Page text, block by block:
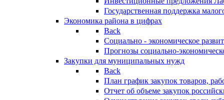
Государственная поддержка
Экономика района в цифрах
Back
Социально - экономическое
Прогнозы социально-
Закупки для муниципальных нужд
Back
План график закупок товаров,
Отчет об объеме закупок